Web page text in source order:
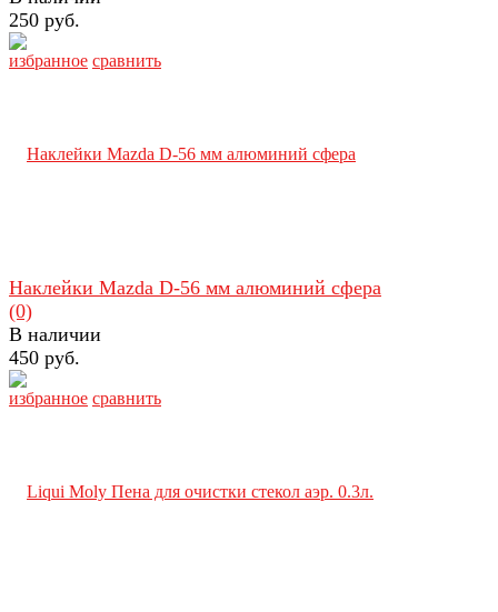
избранное сравнить
250 руб.
избранное сравнить
Наклейки Mazda D-56 мм алюминий сфера
(0)
В наличии
450 руб.